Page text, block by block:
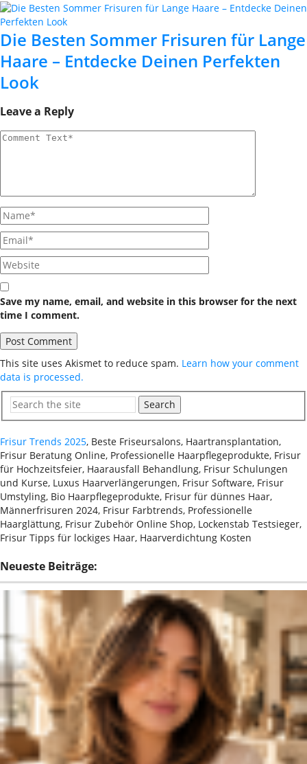
Die Besten Sommer Frisuren für Lange
Haare – Entdecke Deinen Perfekten
Look
Leave a Reply
Save my name, email, and website in this browser for the next
time I comment.
This site uses Akismet to reduce spam. Learn how your comment
data is processed.
Search
Frisur Trends 2025, Beste Friseursalons, Haartransplantation,
Frisur Beratung Online, Professionelle Haarpflegeprodukte, Frisur
für Hochzeitsfeier, Haarausfall Behandlung, Frisur Schulungen
und Kurse, Luxus Haarverlängerungen, Frisur Software, Frisur
Umstyling, Bio Haarpflegeprodukte, Frisur für dünnes Haar,
Männerfrisuren 2024, Frisur Farbtrends, Professionelle
Haarglättung, Frisur Zubehör Online Shop, Lockenstab Testsieger,
Frisur Tipps für lockiges Haar, Haarverdichtung Kosten
Neueste Beiträge: